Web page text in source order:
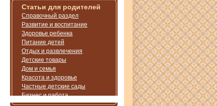
Статьи для родителей
Справочный раздел
Развитие и воспитание
Здоровье ребенка
Питание детей
Отдых и развлечения
Детские товары
Дом и семья
Красота и здоровье
Частные детские сады
Бизнес и работа